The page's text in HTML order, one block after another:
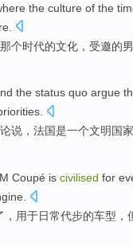
the culture of the
那个时代的文化 ，受邀的
the status quo argue
.
说， 法国是一个文明 国家
Coupé is civilised for
， 用于日常代步的车型，